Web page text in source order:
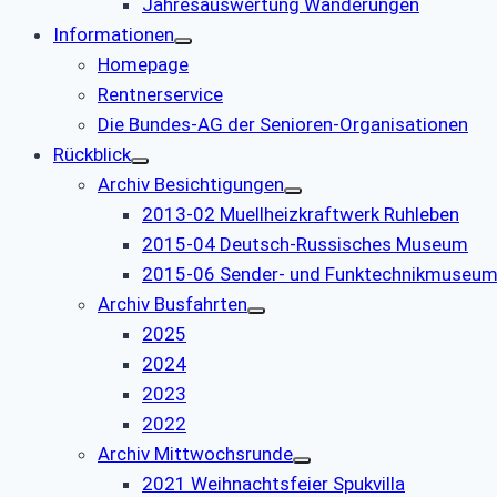
Jahresauswertung Wanderungen
Informationen
Homepage
Rentnerservice
Die Bundes-AG der Senioren-Organisationen
Rückblick
Archiv Besichtigungen
2013-02 Muellheizkraftwerk Ruhleben
2015-04 Deutsch-Russisches Museum
2015-06 Sender- und Funktechnikmuseum
Archiv Busfahrten
2025
2024
2023
2022
Archiv Mittwochsrunde
2021 Weihnachtsfeier Spukvilla